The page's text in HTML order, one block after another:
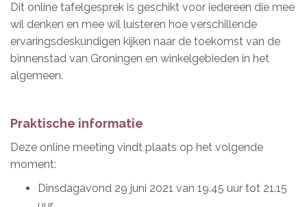
Dit online tafelgesprek is geschikt voor iedereen die mee
wil denken en mee wil luisteren hoe verschillende
ervaringsdeskundigen kijken naar de toekomst van de
binnenstad van Groningen en winkelgebieden in het
algemeen.
Praktische informatie
Deze online meeting vindt plaats op het volgende
moment:
Dinsdagavond 29 juni 2021 van 19.45 uur tot 21.15